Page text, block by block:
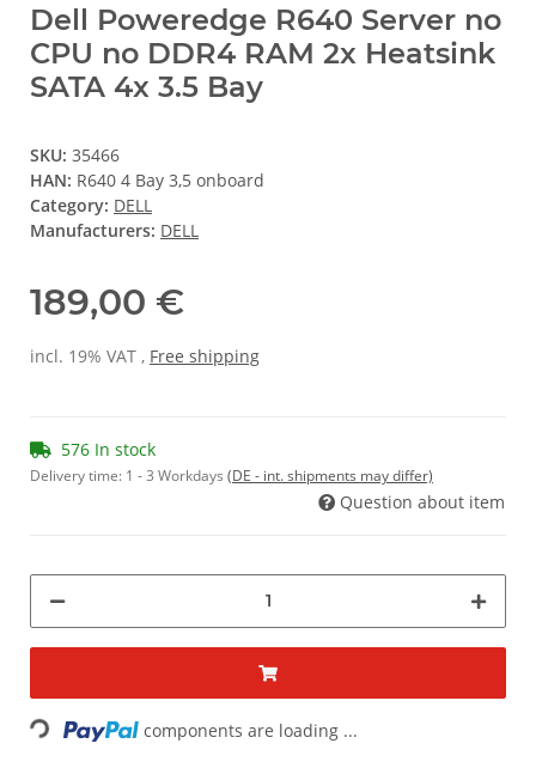
Dell Poweredge R640 Server no
CPU no DDR4 RAM 2x Heatsink
SATA 4x 3.5 Bay
SKU: 35466
HAN: R640 4 Bay 3,5 onboard
Category: DELL
Manufacturers: DELL
189,00 €
incl. 19% VAT , Free shipping
576 In stock
Delivery time: 1 - 3 Workdays (DE - int. shipments may differ)
Question about item
Loading... components are loading ...